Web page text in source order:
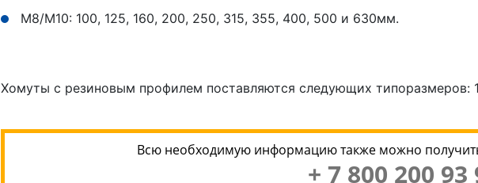
М8/М10: 100, 125, 160, 200, 250, 315, 355, 400, 500 и 630мм.
Хомуты с резиновым профилем поставляются следующих типоразмеров:
Всю необходимую информацию также можно
+ 7 800 200 93